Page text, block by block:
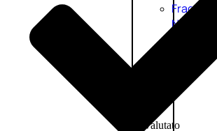
Fragranze
Nature
L’OCCITANE
Valutato